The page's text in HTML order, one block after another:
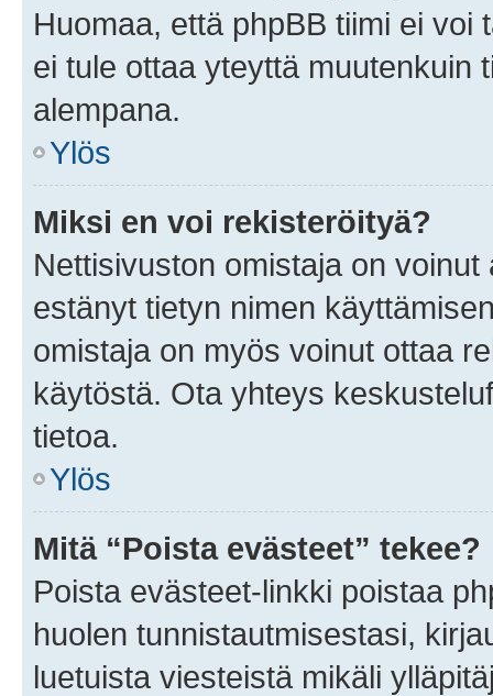
Huomaa, että phpBB tiimi ei
ei tule ottaa yteyttä muutenkuin
alempana.
Ylös
Miksi en voi rekisteröityä?
Nettisivuston omistaja on
estänyt tietyn nimen
omistaja on myös voinut ottaa
käytöstä. Ota yhteys
tietoa.
Ylös
Mitä “Poista evästeet” tekee?
Poista evästeet-linkki poistaa
huolen tunnistautmisestasi,
luetuista viesteistä mikäli